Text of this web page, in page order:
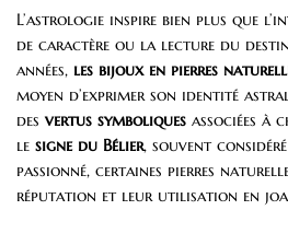
L’astrologie inspire bien plus que
de caractère ou la lecture du
années, les bijoux en pierres
moyen d’exprimer son identité
desvertus symboliques associées à
le signe du Bélier, souvent
passionné, certaines pierres
réputation et leur utilisation en